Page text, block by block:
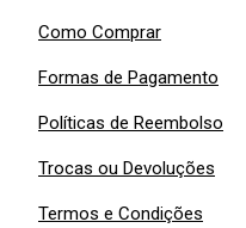
Como Comprar
Formas de Pagamento
Políticas de Reembolso
Trocas ou Devoluções
Termos e Condições